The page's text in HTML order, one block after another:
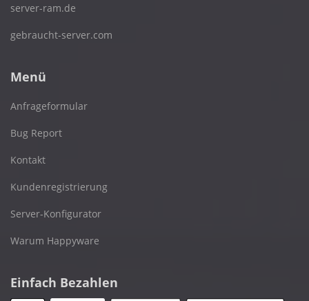
server-ram.de
gebraucht-server.com
Menü
Anfrageformular
Bug Report
Kontakt
Kundenregistrierung
Server-Konfigurator
Warum Happyware
Einfach Bezahlen